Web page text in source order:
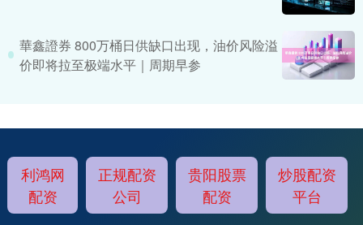
華鑫證券 800万桶日供缺口出现，油价风险溢
价即将拉至极端水平｜周期早参
利鸿网
配资
正规配资
公司
贵阳股票
配资
炒股配资
平台